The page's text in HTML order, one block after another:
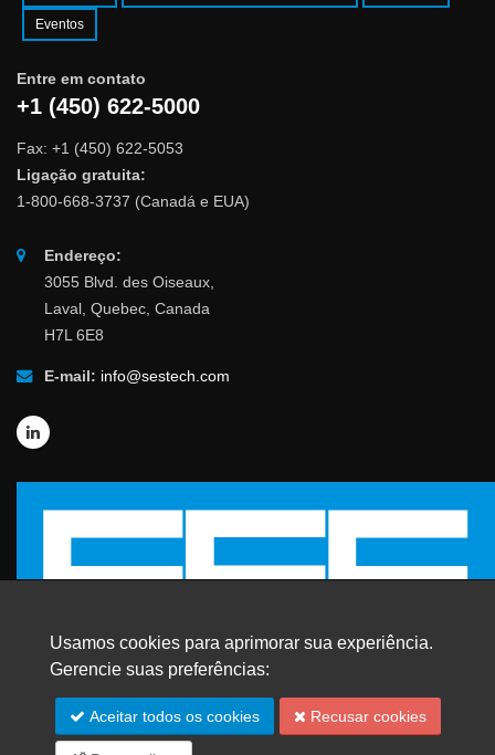
Eventos
Entre em contato
+1 (450) 622-5000
Fax: +1 (450) 622-5053
Ligação gratuita:
1-800-668-3737 (Canadá e EUA)
Endereço:
3055 Blvd. des Oiseaux,
Laval, Quebec, Canada
H7L 6E8
E-mail: info@sestech.com
© 2026 SafEngServices & technologies ltd.
Todos os direitos reservados. | Marcas Registradas
Usamos cookies para aprimorar sua experiência.
Gerencie suas preferências:
Aceitar todos os cookies Recusar cookies